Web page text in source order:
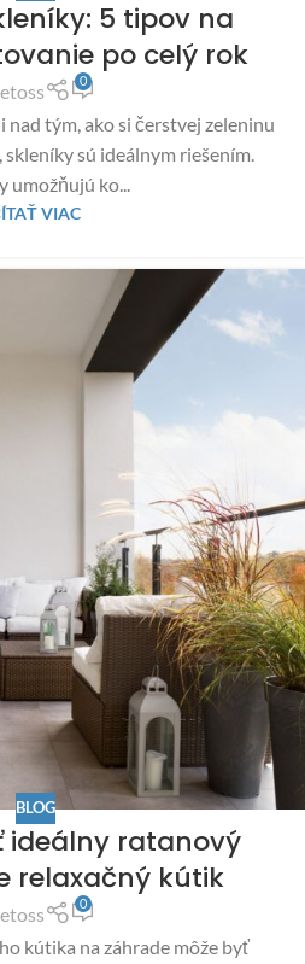
5 tipov na
po celý rok
0
tým, ako si čerstvej zeleninu
sú ideálnym riešením.
umožňujú ko...
VIAC
BLOG
ideálny ratanový
relaxačný kútik
0
kútika na záhrade môže byť